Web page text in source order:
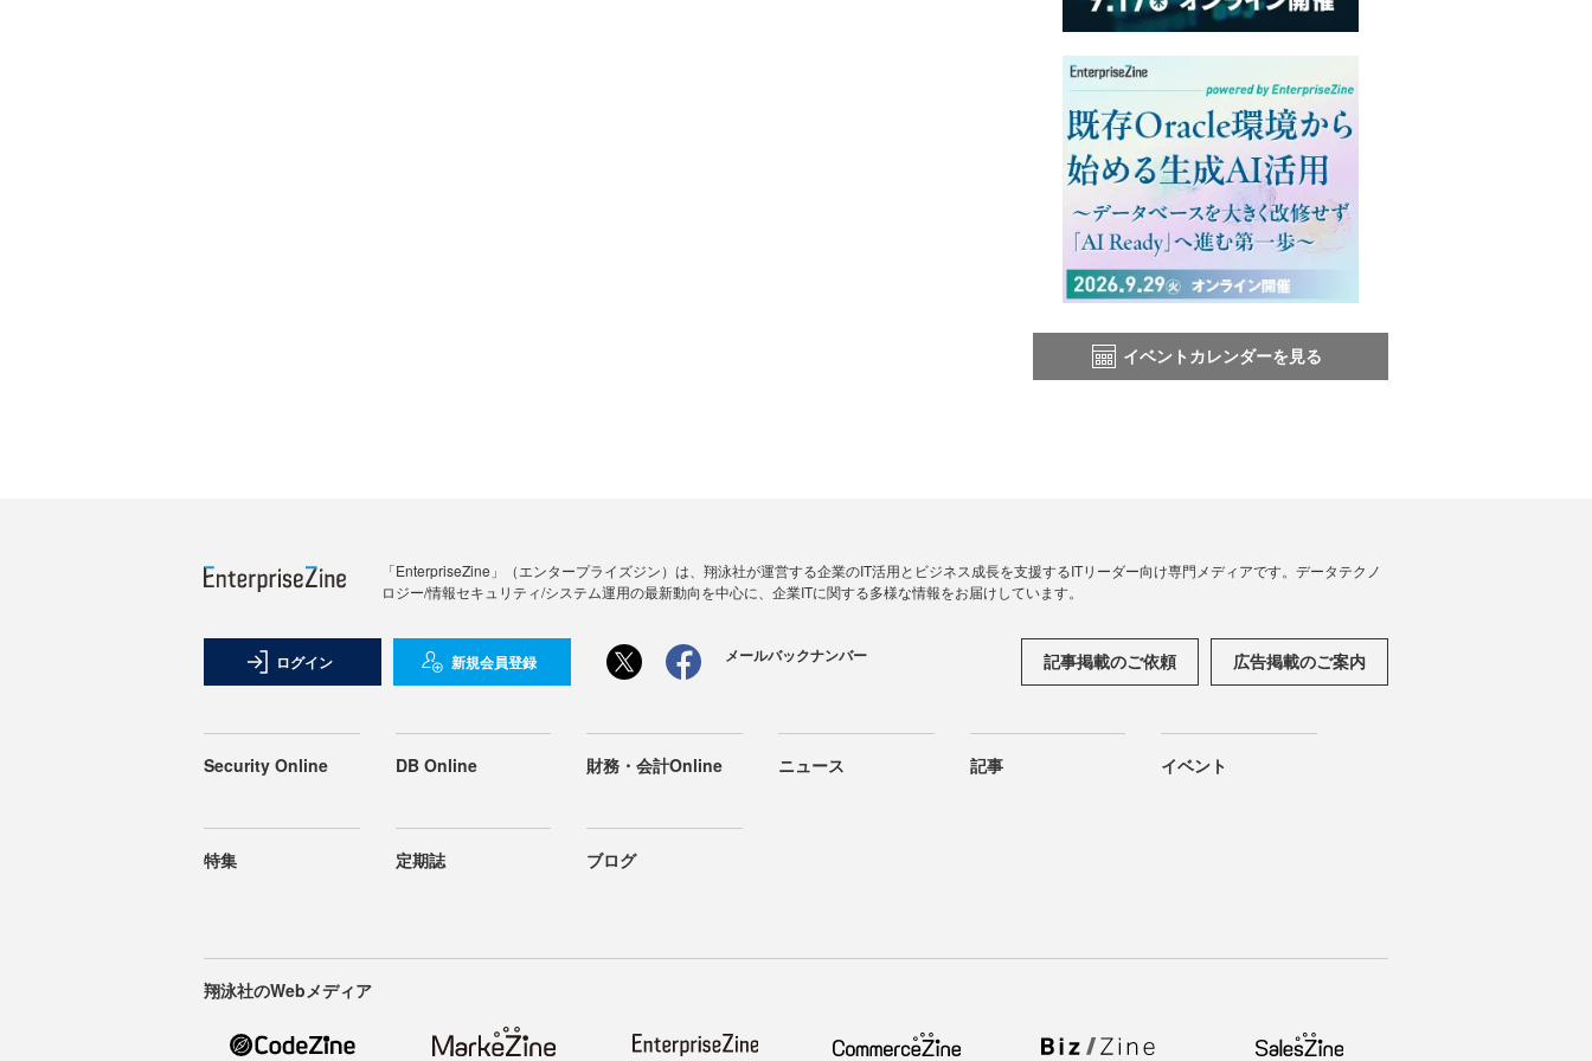
イベントカレンダーを見る
「EnterpriseZine」（エンタープライズジン）は、翔泳社が運営する企業のIT活用とビジネス成長を支援するITリーダー向け専門メディアです。データテクノ
ロジー/情報セキュリティ/システム運用の最新動向を中心に、企業ITに関する多様な情報をお届けしています。
ログイン 新規会員登録 メールバックナンバー 記事掲載のご依頼 広告掲載のご案内
Security Online DB Online 財務・会計Online ニュース 記事 イベント
特集 定期誌 ブログ
翔泳社のWebメディア